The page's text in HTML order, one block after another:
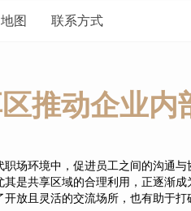
地图 联系方式
推动企业内
职场环境中，促进员工之间的沟通
其是共享区域的合理利用，正逐渐
开放且灵活的交流场所，也有助于打